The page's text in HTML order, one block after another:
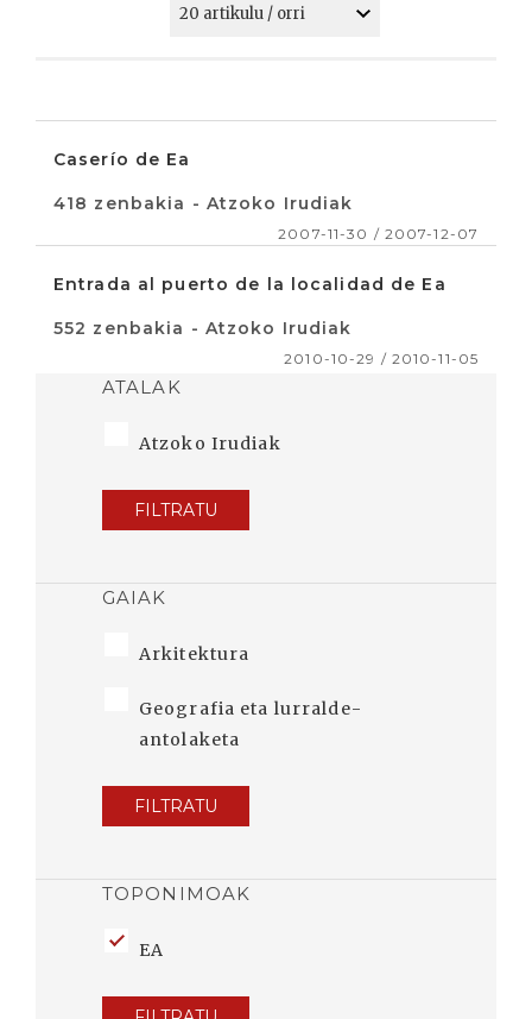
Caserío de Ea
418 zenbakia - Atzoko Irudiak
2007-11-30 / 2007-12-07
Entrada al puerto de la localidad de Ea
552 zenbakia - Atzoko Irudiak
2010-10-29 / 2010-11-05
ATALAK
Atzoko Irudiak
FILTRATU
GAIAK
Arkitektura
Geografia eta lurralde-
antolaketa
FILTRATU
TOPONIMOAK
EA